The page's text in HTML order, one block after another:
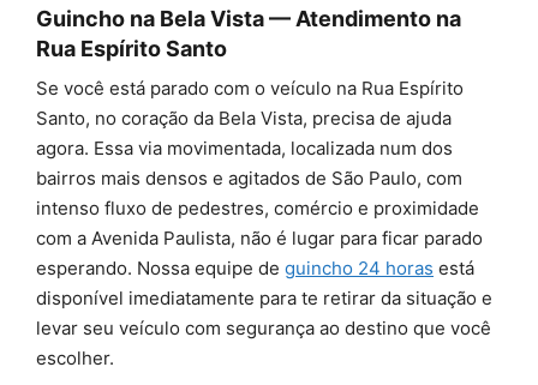
Guincho na Bela Vista — Atendimento na
Rua Espírito Santo
Se você está parado com o veículo na Rua Espírito
Santo, no coração da Bela Vista, precisa de ajuda
agora. Essa via movimentada, localizada num dos
bairros mais densos e agitados de São Paulo, com
intenso fluxo de pedestres, comércio e proximidade
com a Avenida Paulista, não é lugar para ficar parado
esperando. Nossa equipe de guincho 24 horas está
disponível imediatamente para te retirar da situação e
levar seu veículo com segurança ao destino que você
escolher.